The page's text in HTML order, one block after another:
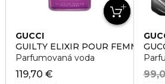
GUCCI
GUILTY ELIXIR POUR FEMME
Parfumovaná voda
119,70 €